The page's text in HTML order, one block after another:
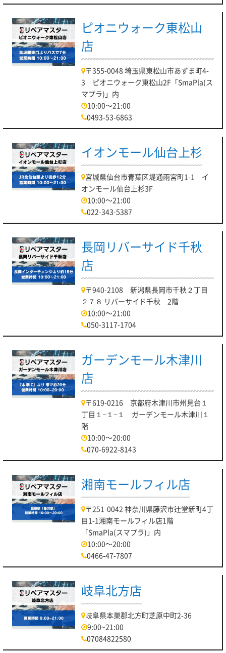
ピオニウォーク東松山
店
〒355-0048 埼玉県東松山市あずま町4-
3 ピオニウォーク東松山2F「SmaPla(ス
マプラ)」内
10:00～21:00
0493-53-6863
イオンモール仙台上杉
宮城県仙台市青葉区堤通雨宮町1-1 イ
オンモール仙台上杉3F
10:00～21:00
022-343-5387
長岡リバーサイド千秋
店
〒940-2108 新潟県長岡市千秋２丁目
２７８ リバーサイド千秋 2階
10:00～21:00
050-3117-1704
ガーデンモール木津川
店
〒619-0216 京都府木津川市州見台１
丁目１−１−１ ガーデンモール木津川１
階
10:00～20:00
070-6922-8143
湘南モールフィル店
〒251-0042 神奈川県藤沢市辻堂新町4丁
目1-1湘南モールフィル店1階
「SmaPla(スマプラ)」内
10:00～20:00
0466-47-7807
岐阜北方店
岐阜県本巣郡北方町芝原中町2-36
9:00~21:00
07084822580